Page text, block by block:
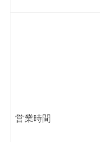
営業時間